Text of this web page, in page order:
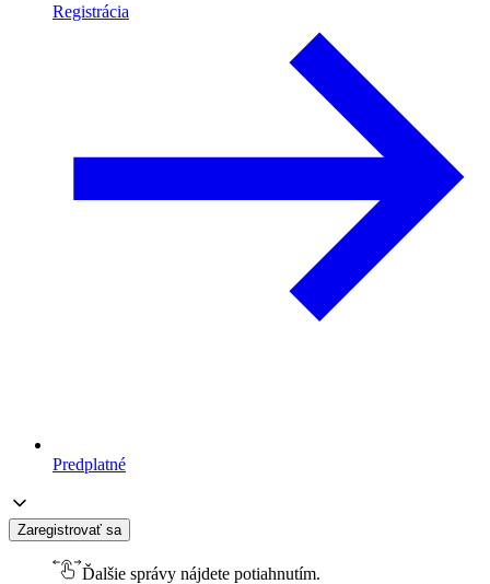
Registrácia
Predplatné
Zaregistrovať sa
Ďalšie správy nájdete potiahnutím.